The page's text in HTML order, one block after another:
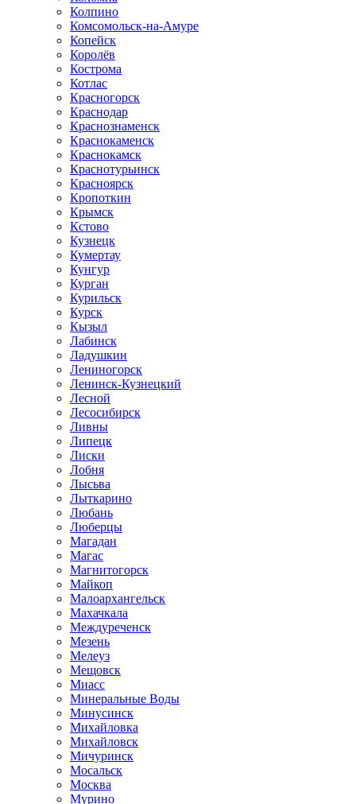
Колпино
Комсомольск-на-Амуре
Копейск
Королёв
Кострома
Котлас
Красногорск
Краснодар
Краснознаменск
Краснокаменск
Краснокамск
Краснотурьинск
Красноярск
Кропоткин
Крымск
Кстово
Кузнецк
Кумертау
Кунгур
Курган
Курильск
Курск
Кызыл
Лабинск
Ладушкин
Лениногорск
Ленинск-Кузнецкий
Лесной
Лесосибирск
Ливны
Липецк
Лиски
Лобня
Лысьва
Лыткарино
Любань
Люберцы
Магадан
Магас
Магнитогорск
Майкоп
Малоархангельск
Махачкала
Междуреченск
Мезень
Мелеуз
Мещовск
Миасс
Минеральные Воды
Минусинск
Михайловка
Михайловск
Мичуринск
Мосальск
Москва
Мурино